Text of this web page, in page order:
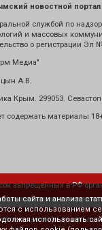
новостной портал
службой по
и массовых
о регистрации Эл
Медиа"
А.В.
Крым. 299053.
содержать материалы
запрещенных в РФ
политика
сайта и анализа
с использованием
использовать